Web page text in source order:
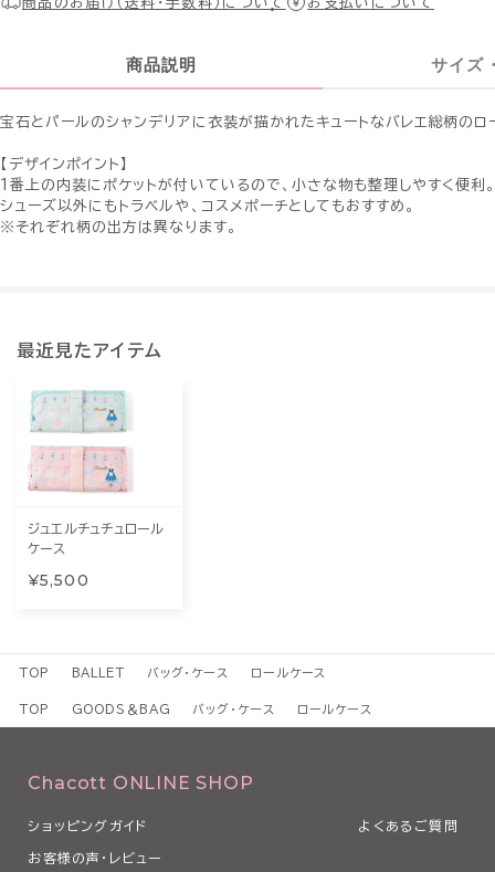
商品説明 サイズ
宝石とパールのシャンデリアに衣装が描かれたキュートなバレエ総柄のロ
【デザインポイント】
1番上の内装にポケットが付いているので、小さな物も整理しやすく便利
シューズ以外にもトラベルや、コスメポーチとしてもおすすめ。
※それぞれ柄の出方は異なります。
最近見たアイテム
ジュエルチュチュロール
ケース
¥5,500
TOP BALLET バッグ・ケース ロールケース
TOP GOODS＆BAG バッグ・ケース ロールケース
Chacott ONLINE SHOP
ショッピングガイド よくあるご質問
お客様の声・レビュー